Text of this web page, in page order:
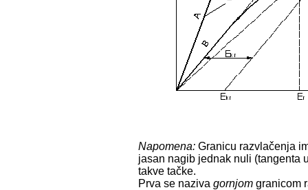
Napomena: Granicu razvlačenja
jasan nagib jednak nuli (tangenta
takve tačke.
Prva se naziva gornjom granicom